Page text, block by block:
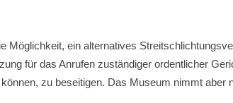
ein alternatives
für das Anrufen zuständiger ordentlicher
zu beseitigen. Das Museum nimmt aber